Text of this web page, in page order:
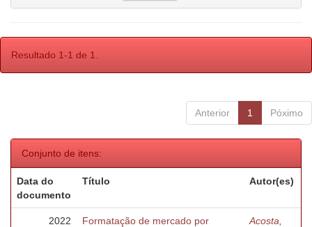
Resultado 1-1 de 1.
Anterior 1 Póximo
Conjunto de itens:
Data do
documento
Título Autor(es)
2022
Formatação de mercado por
Acosta,